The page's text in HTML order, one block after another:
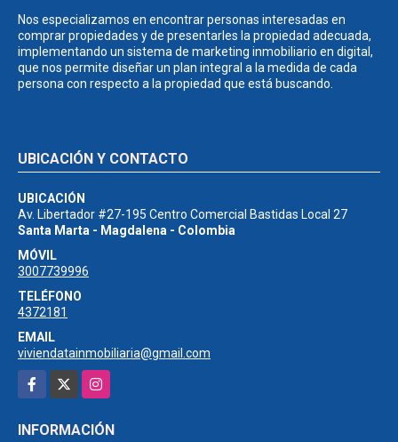
Nos especializamos en encontrar personas interesadas en
comprar propiedades y de presentarles la propiedad adecuada,
implementando un sistema de marketing inmobiliario en digital,
que nos permite diseñar un plan integral a la medida de cada
persona con respecto a la propiedad que está buscando.
UBICACIÓN Y CONTACTO
UBICACIÓN
Av. Libertador #27-195 Centro Comercial Bastidas Local 27
Santa Marta - Magdalena - Colombia
MÓVIL
3007739996
TELÉFONO
4372181
EMAIL
viviendatainmobiliaria@gmail.com
Facebook
Instagram
INFORMACIÓN